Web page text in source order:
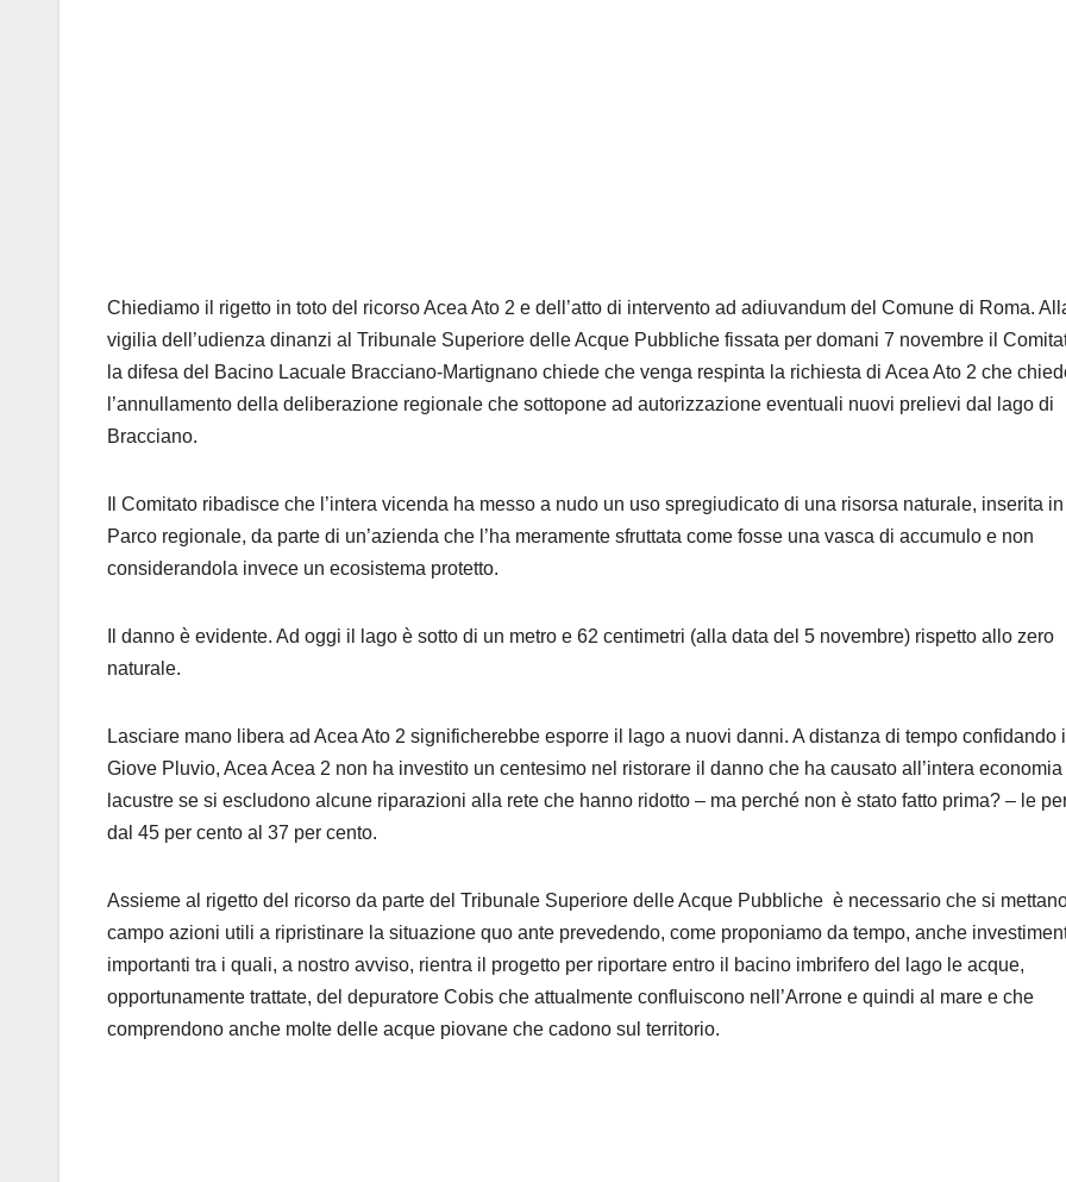
Chiediamo il rigetto in toto del ricorso Acea Ato 2 e dell’atto di intervento ad adiuvandum del Comune di Roma.
vigilia dell’udienza dinanzi al Tribunale Superiore delle Acque Pubbliche fissata per domani 7 novembre il
la difesa del Bacino Lacuale Bracciano-Martignano chiede che venga respinta la richiesta di Acea Ato 2 che
l’annullamento della deliberazione regionale che sottopone ad autorizzazione eventuali nuovi prelievi dal lago di
Bracciano.
Il Comitato ribadisce che l’intera vicenda ha messo a nudo un uso spregiudicato di una risorsa naturale, inserita
Parco regionale, da parte di un’azienda che l’ha meramente sfruttata come fosse una vasca di accumulo e non
considerandola invece un ecosistema protetto.
Il danno è evidente. Ad oggi il lago è sotto di un metro e 62 centimetri (alla data del 5 novembre) rispetto allo zero
naturale.
Lasciare mano libera ad Acea Ato 2 significherebbe esporre il lago a nuovi danni. A distanza di tempo confidando
Giove Pluvio, Acea Acea 2 non ha investito un centesimo nel ristorare il danno che ha causato all’intera economia
lacustre se si escludono alcune riparazioni alla rete che hanno ridotto – ma perché non è stato fatto prima? – le
dal 45 per cento al 37 per cento.
Assieme al rigetto del ricorso da parte del Tribunale Superiore delle Acque Pubbliche è necessario che si
campo azioni utili a ripristinare la situazione quo ante prevedendo, come proponiamo da tempo, anche
importanti tra i quali, a nostro avviso, rientra il progetto per riportare entro il bacino imbrifero del lago le acque,
opportunamente trattate, del depuratore Cobis che attualmente confluiscono nell’Arrone e quindi al mare e che
comprendono anche molte delle acque piovane che cadono sul territorio.